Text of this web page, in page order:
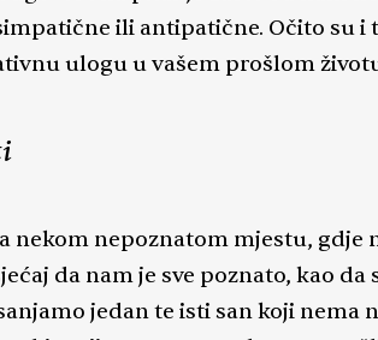
ili antipatične. Očito su i
ulogu u vašem prošlom
nekom nepoznatom mjestu, gdje
da nam je sve poznato, kao da
jedan te isti san koji nema